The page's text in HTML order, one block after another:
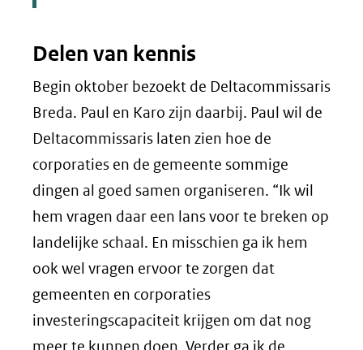
Delen van kennis
Begin oktober bezoekt de Deltacommissaris
Breda. Paul en Karo zijn daarbij. Paul wil de
Deltacommissaris laten zien hoe de
corporaties en de gemeente sommige
dingen al goed samen organiseren. “Ik wil
hem vragen daar een lans voor te breken op
landelijke schaal. En misschien ga ik hem
ook wel vragen ervoor te zorgen dat
gemeenten en corporaties
investeringscapaciteit krijgen om dat nog